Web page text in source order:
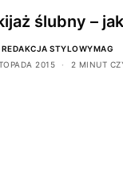
ślubny –
REDAKCJA STYLOWYMAG
2015
2 MINUT